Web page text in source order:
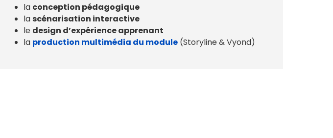
la conception pédagogique
la scénarisation interactive
le design d’expérience apprenant
la production multimédia du module (Storyline & Vyond)